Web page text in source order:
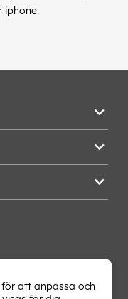
iphone.
och
Signa upp på
att anpassa och